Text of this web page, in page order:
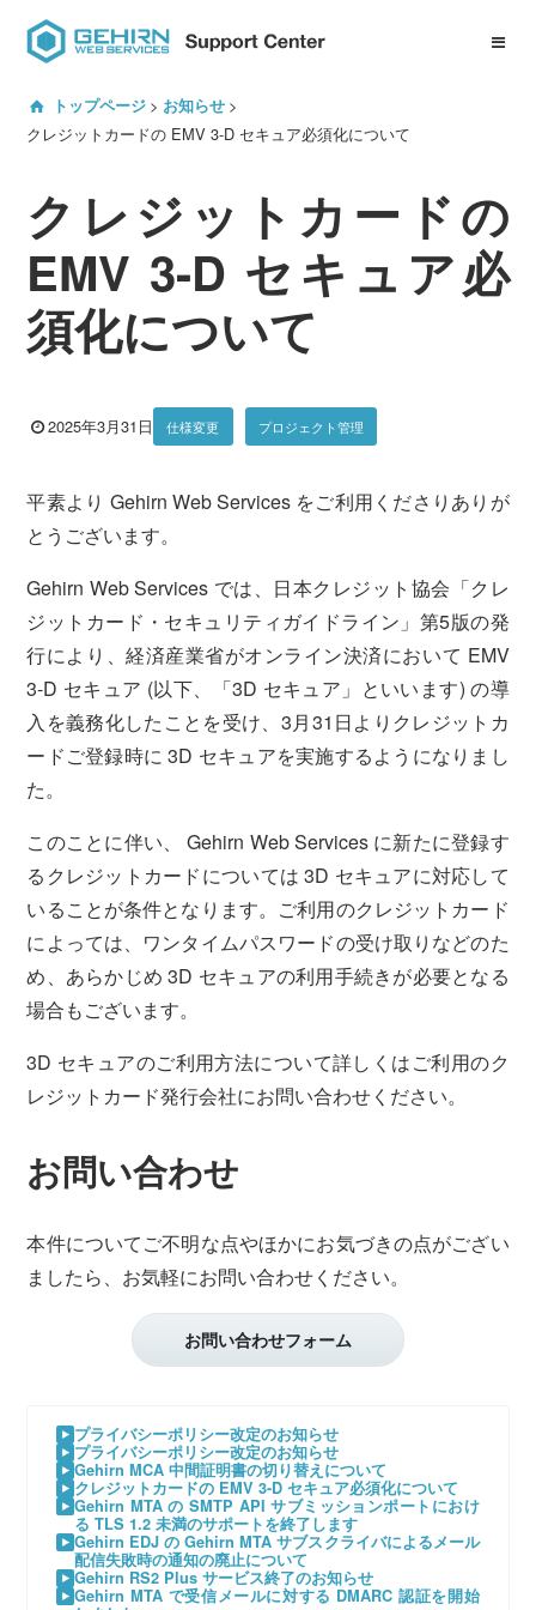
ID Center について
サービスマニュアル一覧
プロジェクト管理機能 Gehirn DNS
Gehirn EDJ Gehirn MTA
Gehirn MCA
よくある質問
サービスへのお問い合わせ
運営会社について サービスサイト
サインイン Gehirn ID作成
トップページ お知らせ
クレジットカードの EMV 3-D セキュア必須化について
クレジットカードの
EMV 3-D セキュア必
須化について
2025年3月31日 仕様変更 プロジェクト管理
平素より Gehirn Web Services をご利用くださりありが
とうございます。
Gehirn Web Services では、日本クレジット協会「クレ
ジットカード・セキュリティガイドライン」第5版の発
行により、経済産業省がオンライン決済において EMV
3-D セキュア (以下、「3D セキュア」といいます) の導
入を義務化したことを受け、3月31日よりクレジットカ
ードご登録時に 3D セキュアを実施するようになりまし
た。
このことに伴い、 Gehirn Web Services に新たに登録す
るクレジットカードについては 3D セキュアに対応して
いることが条件となります。ご利用のクレジットカード
によっては、ワンタイムパスワードの受け取りなどのた
め、あらかじめ 3D セキュアの利用手続きが必要となる
場合もございます。
3D セキュアのご利用方法について詳しくはご利用のク
レジットカード発行会社にお問い合わせください。
お問い合わせ
本件についてご不明な点やほかにお気づきの点がござい
ましたら、お気軽にお問い合わせください。
お問い合わせフォーム
プライバシーポリシー改定のお知らせ
プライバシーポリシー改定のお知らせ
Gehirn MCA 中間証明書の切り替えについて
クレジットカードの EMV 3-D セキュア必須化について
Gehirn MTA の SMTP API サブミッションポートにおけ
る TLS 1.2 未満のサポートを終了します
Gehirn EDJ の Gehirn MTA サブスクライバによるメール
配信失敗時の通知の廃止について
Gehirn RS2 Plus サービス終了のお知らせ
Gehirn MTA で受信メールに対する DMARC 認証を開始